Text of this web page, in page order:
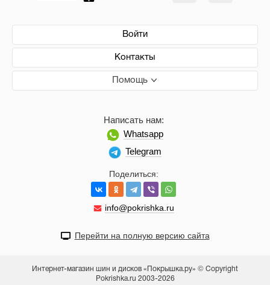
Войти
Контакты
Помощь
Поделиться:
info@pokrishka.ru
Написать нам:
Whatsapp
Telegram
Перейти на полную версию сайта
Интернет-магазин шин и дисков «Покрышка.ру» © Copyright
Pokrishka.ru 2003-2026